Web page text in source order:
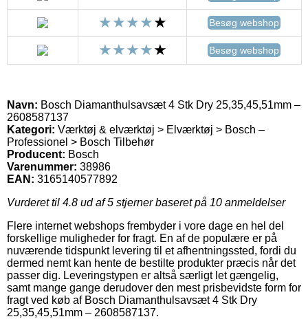
Besøg webshop
Besøg webshop
Navn: Bosch Diamanthulsavsæt 4 Stk Dry 25,35,45,51mm –
2608587137
Kategori: Værktøj & elværktøj > Elværktøj > Bosch –
Professionel > Bosch Tilbehør
Producent: Bosch
Varenummer: 38986
EAN: 3165140577892
Vurderet til 4.8 ud af 5 stjerner baseret på 10 anmeldelser
Flere internet webshops frembyder i vore dage en hel del
forskellige muligheder for fragt. En af de populære er på
nuværende tidspunkt levering til et afhentningssted, fordi du
dermed nemt kan hente de bestilte produkter præcis når det
passer dig. Leveringstypen er altså særligt let gængelig,
samt mange gange derudover den mest prisbevidste form for
fragt ved køb af Bosch Diamanthulsavsæt 4 Stk Dry
25,35,45,51mm – 2608587137.